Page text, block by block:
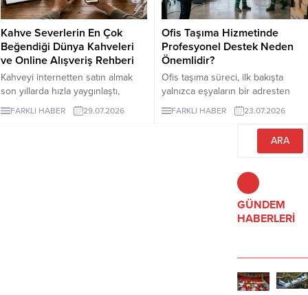
lazer epilasyon seçenekleri
araştırılırken kısa sürede kesin
sonuç vadeden açıklamalarla
karşılaşılabilir....
Kahve Severlerin En Çok
Beğendiği Dünya Kahveleri
ve Online Alışveriş Rehberi
Kahveyi internetten satın almak
son yıllarda hızla yaygınlaştı,
çünkü artık dünyanın en özel
yörelerinden gelen çekirdekler
FARKLI HABER 29.07.2026
Ofis Taşıma Hizmetinde
Profesyonel Destek Neden
Önemlidir?
Ofis taşıma süreci, ilk bakışta
yalnızca eşyaların bir adresten
başka bir adrese götürülmesi gibi
görünse de kurumsal işletmeler
için bundan çok daha geniş bir
FARKLI HABER 23.07.2026
GÜNDEM
HABERLERİ